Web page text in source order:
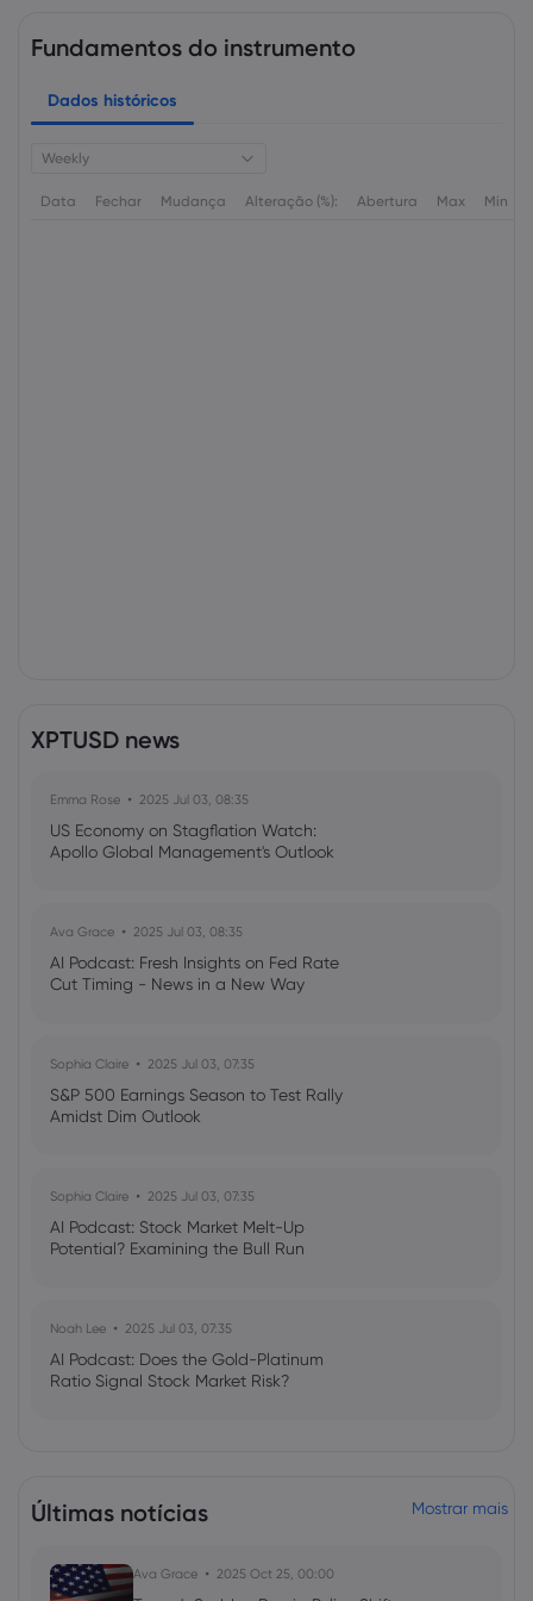
Fundamentos do instrumento
Dados históricos
Weekly
Data Fechar Mudança Alteração (%): Abertura Max Min
XPTUSD news
Emma Rose 2025 Jul 03, 08:35
US Economy on Stagflation Watch:
Apollo Global Management's Outlook
Ava Grace 2025 Jul 03, 08:35
AI Podcast: Fresh Insights on Fed Rate
Cut Timing - News in a New Way
Sophia Claire 2025 Jul 03, 07:35
S&P 500 Earnings Season to Test Rally
Amidst Dim Outlook
Sophia Claire 2025 Jul 03, 07:35
AI Podcast: Stock Market Melt-Up
Potential? Examining the Bull Run
Noah Lee 2025 Jul 03, 07:35
AI Podcast: Does the Gold-Platinum
Ratio Signal Stock Market Risk?
Últimas notícias Mostrar mais
Ava Grace 2025 Oct 25, 00:00